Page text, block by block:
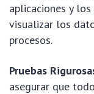
aplicaciones y
visualizar los
procesos.
Pruebas
asegurar que